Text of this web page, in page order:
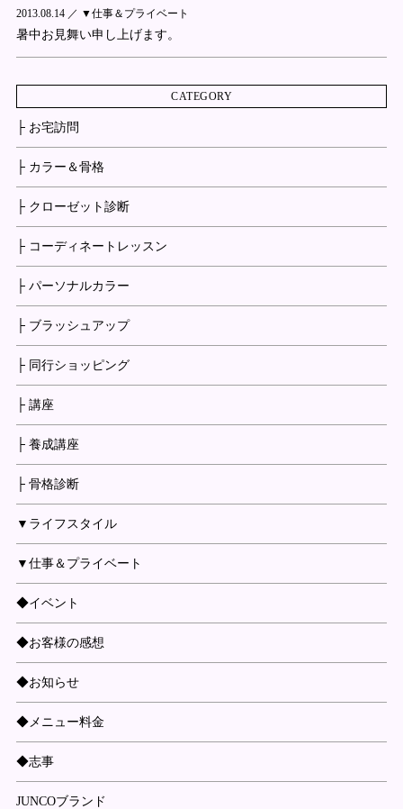
2013.08.14 ／ ▼仕事＆プライベート
暑中お見舞い申し上げます。
CATEGORY
├ お宅訪問
├ カラー＆骨格
├ クローゼット診断
├ コーディネートレッスン
├ パーソナルカラー
├ ブラッシュアップ
├ 同行ショッピング
├ 講座
├ 養成講座
├ 骨格診断
▼ライフスタイル
▼仕事＆プライベート
◆イベント
◆お客様の感想
◆お知らせ
◆メニュー料金
◆志事
JUNCOブランド